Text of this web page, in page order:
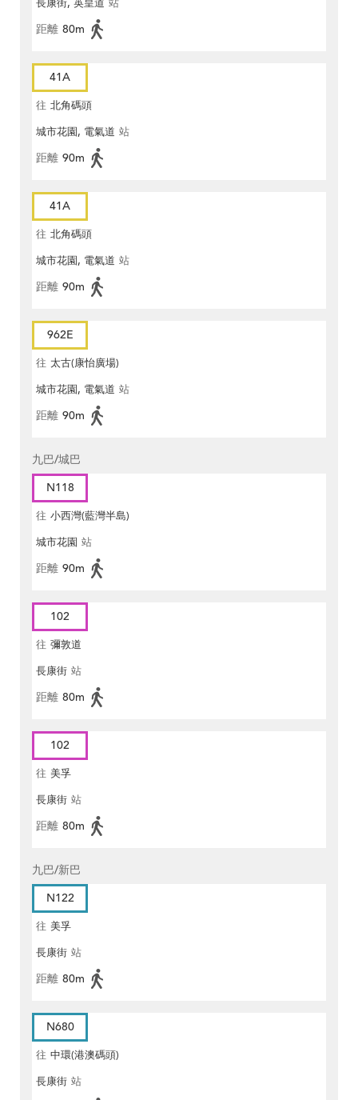
長康街, 英皇道 站
距離 80m
41A
往 北角碼頭
城市花園, 電氣道 站
距離 90m
41A
往 北角碼頭
城市花園, 電氣道 站
距離 90m
962E
往 太古(康怡廣場)
城市花園, 電氣道 站
距離 90m
九巴/城巴
N118
往 小西灣(藍灣半島)
城市花園 站
距離 90m
102
往 彌敦道
長康街 站
距離 80m
102
往 美孚
長康街 站
距離 80m
九巴/新巴
N122
往 美孚
長康街 站
距離 80m
N680
往 中環(港澳碼頭)
長康街 站